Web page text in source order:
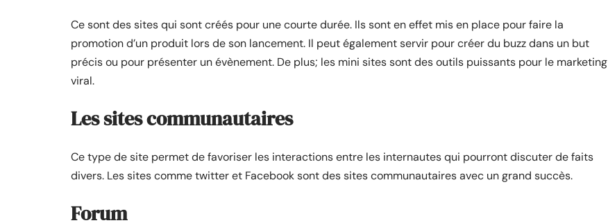
Ce sont des sites qui sont créés pour une courte durée. Ils sont en effet mis en place pour faire la
promotion d’un produit lors de son lancement. Il peut également servir pour créer du buzz dans un but
précis ou pour présenter un évènement. De plus; les mini sites sont des outils puissants pour le marketing
viral.
Les sites communautaires
Ce type de site permet de favoriser les interactions entre les internautes qui pourront discuter de faits
divers. Les sites comme twitter et Facebook sont des sites communautaires avec un grand succès.
Forum